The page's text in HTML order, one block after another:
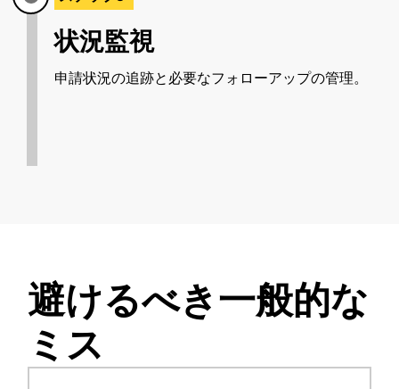
状況監視
申請状況の追跡と必要なフォローアップの管理。
避けるべき一般的な
ミス